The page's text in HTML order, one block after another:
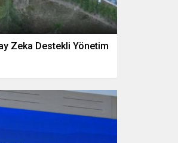
Zeka Destekli Yönetim